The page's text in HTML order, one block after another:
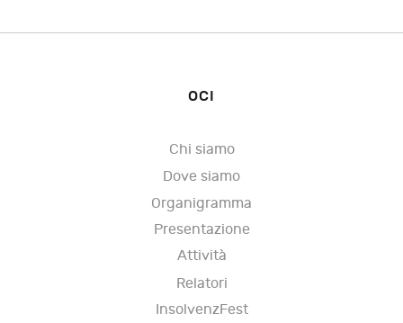
OCI
Chi siamo
Dove siamo
Organigramma
Presentazione
Attività
Relatori
InsolvenzFest